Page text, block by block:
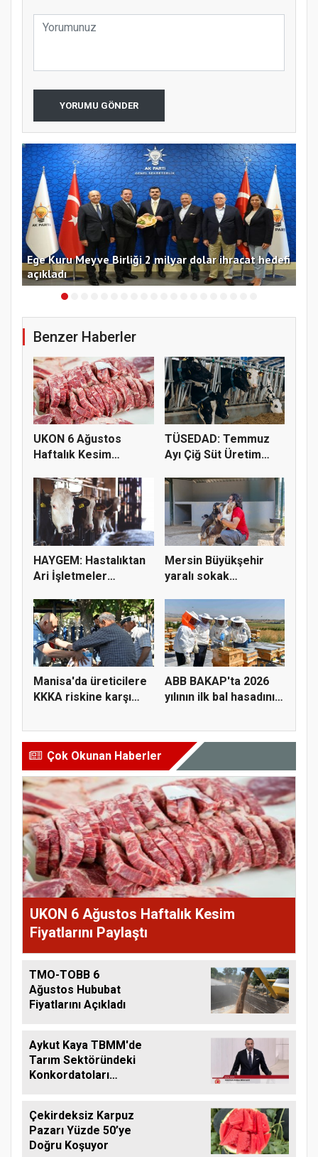
YORUMU GÖNDER
Ege Kuru Meyve Birliği 2 milyar dolar ihracat hedefi
açıkladı
Benzer Haberler
UKON 6 Ağustos
Haftalık Kesim
TÜSEDAD: Temmuz
Ayı Çiğ Süt Üretim
HAYGEM: Hastalıktan
Ari İşletmeler
Mersin Büyükşehir
yaralı sokak
Manisa'da üreticilere
KKKA riskine karşı
ABB BAKAP'ta 2026
yılının ilk bal hasadını
Çok Okunan Haberler
UKON 6 Ağustos Haftalık Kesim
Fiyatlarını Paylaştı
TMO-TOBB 6
Ağustos Hububat
Fiyatlarını Açıkladı
Aykut Kaya TBMM'de
Tarım Sektöründeki
Konkordatoları
Çekirdeksiz Karpuz
Pazarı Yüzde 50’ye
Doğru Koşuyor